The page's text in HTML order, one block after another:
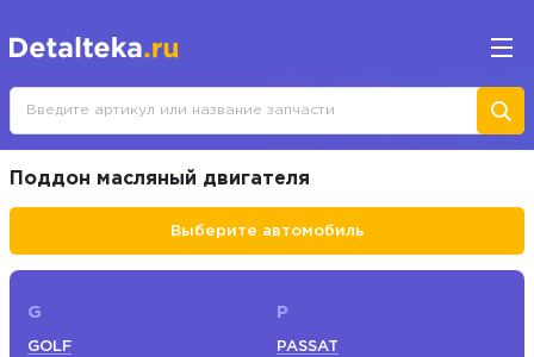
Поддон масляный двигателя
Выберите автомобиль
G
GOLF
P
PASSAT